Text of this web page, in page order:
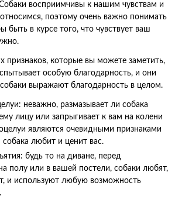
восприимчивы к нашим чувствам и
поэтому очень важно понимать
быть в курсе того, что чувствует ваш
признаков, которые вы можете заметить,
особую благодарность, и они
выражают благодарность в целом.
неважно, размазывает ли собака
лицу или запрыгивает к вам на колени
являются очевидными признаками
собака любит и ценит вас.
будь то на диване, перед
полу или в вашей постели, собаки любят,
и используют любую возможность